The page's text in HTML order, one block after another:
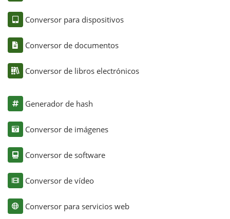
Conversor para dispositivos
Conversor de documentos
Conversor de libros electrónicos
Generador de hash
Conversor de imágenes
Conversor de software
Conversor de vídeo
Conversor para servicios web